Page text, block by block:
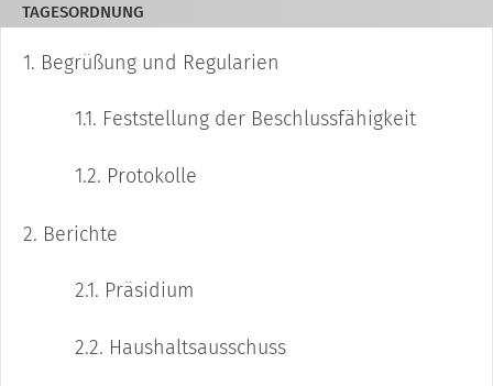
TAGESORDNUNG
1. Begrüßung und Regularien
1.1. Feststellung der Beschlussfähigkeit
1.2. Protokolle
2. Berichte
2.1. Präsidium
2.2. Haushaltsausschuss